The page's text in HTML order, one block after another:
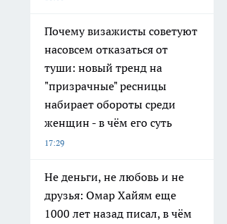
Почему визажисты советуют
насовсем отказаться от
туши: новый тренд на
"призрачные" ресницы
набирает обороты среди
женщин - в чём его суть
17:29
Не деньги, не любовь и не
друзья: Омар Хайям еще
1000 лет назад писал, в чём